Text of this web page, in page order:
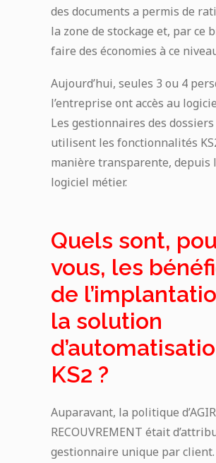
des documents a permis de
la zone de stockage et, par ce
faire des économies à ce
Aujourd’hui, seules 3 ou 4
l’entreprise ont accès au
Les gestionnaires des
utilisent les fonctionnalités
manière transparente, depuis
logiciel métier.
Quels sont,
vous, les
de
la solution
KS2 ?
Auparavant, la politique d’AGIR
RECOUVREMENT était
gestionnaire unique par